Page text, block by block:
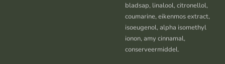
bladsap, linalool, citronellol,
coumarine, eikenmos extract,
isoeugenol, alpha isomethyl
ionon, amy cinnamal,
conserveermiddel.